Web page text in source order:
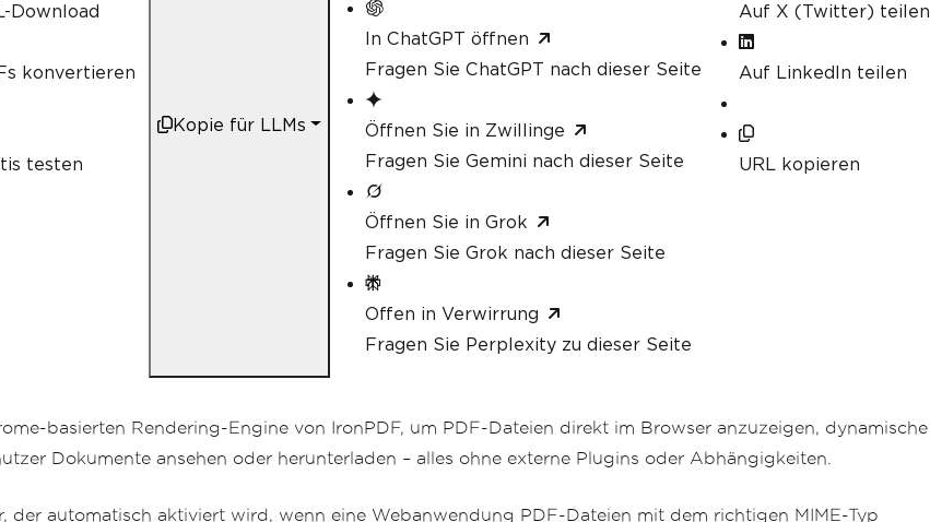
Download
konvertieren
testen
Kopie für LLMs
In ChatGPT öffnen
Fragen Sie ChatGPT nach dieser Seite
Öffnen Sie in Zwillinge
Fragen Sie Gemini nach dieser Seite
Öffnen Sie in Grok
Fragen Sie Grok nach dieser Seite
Offen in Verwirrung
Fragen Sie Perplexity zu dieser Seite
Auf X (Twitter) teilen
Auf LinkedIn teilen
URL kopieren
basierten Rendering-Engine von IronPDF, um PDF-Dateien direkt im Browser anzuzeigen, dynamische
Dokumente ansehen oder herunterladen – alles ohne externe Plugins oder Abhängigkeiten.
automatisch aktiviert wird, wenn eine Webanwendung PDF-Dateien mit dem richtigen MIME-Typ